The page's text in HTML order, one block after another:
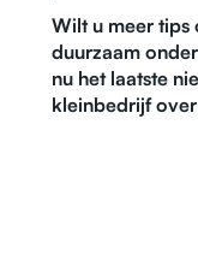
Wilt u meer tips
duurzaam
nu het laatste
kleinbedrijf